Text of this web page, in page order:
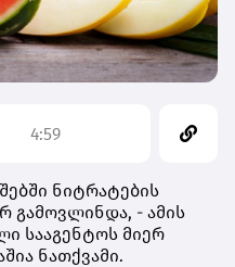
4:59
ნიტრატების
გამოვლინდა, - ამის
სააგენტოს მიერ
ნათქვამი.